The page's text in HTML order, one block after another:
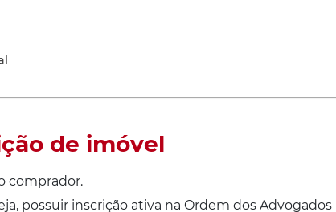
de imóvel
comprador.
possuir inscrição ativa na Ordem dos